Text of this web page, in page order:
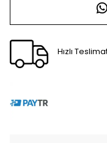
Hızlı